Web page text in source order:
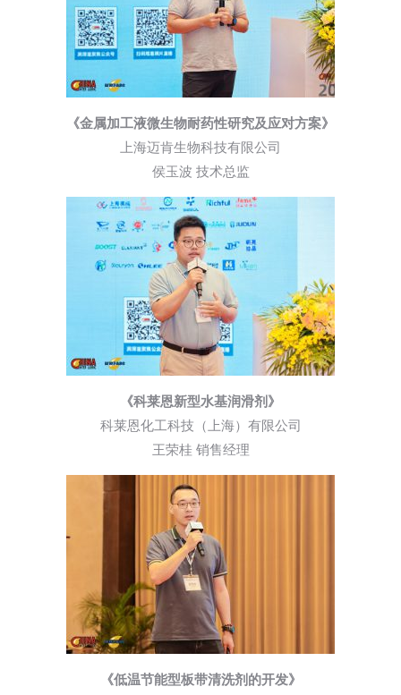
《金属加工液微生物耐药性研究及应对方案》
上海迈肯生物科技有限公司
侯玉波 技术总监
《科莱恩新型水基润滑剂》
科莱恩化工科技（上海）有限公司
王荣桂 销售经理
《低温节能型板带清洗剂的开发》